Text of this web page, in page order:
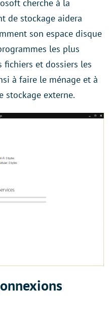
cherche à la
de stockage aidera
son espace disque
les plus
fichiers et dossiers les
à faire le ménage et à
stockage externe.